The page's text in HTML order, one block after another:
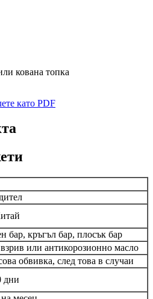
кована топка
като PDF
бар, кръгъл бар, плосък бар
или антикорозионно масло
обвивка, след това в случаи
дни